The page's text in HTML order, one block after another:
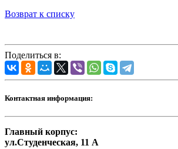
Возврат к списку
Поделиться в:
Контактная информация:
Главный корпус:
ул.Студенческая, 11 А